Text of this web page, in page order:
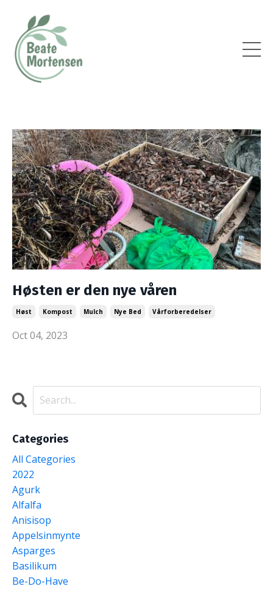
Høsten er den nye våren
Høst Kompost Mulch Nye Bed Vårforberedelser
Oct 04, 2023
Categories
All Categories
2022
Agurk
Alfalfa
Anisisop
Appelsinmynte
Asparges
Basilikum
Be-Do-Have